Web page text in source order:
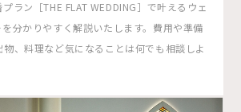
ラン［THE FLAT WEDDING］で叶えるウェ
分かりやすく解説いたします。費用や準備
、料理など気になることは何でも相談しよ